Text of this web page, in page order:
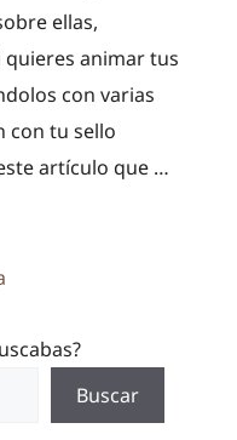
ellas,
quieres animar tus
con varias
con tu sello
artículo que …
Buscar